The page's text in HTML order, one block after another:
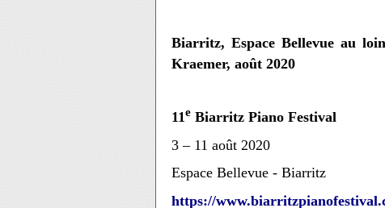
Biarritz, Espace Bellevue au
Kraemer, août 2020
11e Biarritz Piano Festival
3 – 11 août 2020
Espace Bellevue - Biarritz
https://